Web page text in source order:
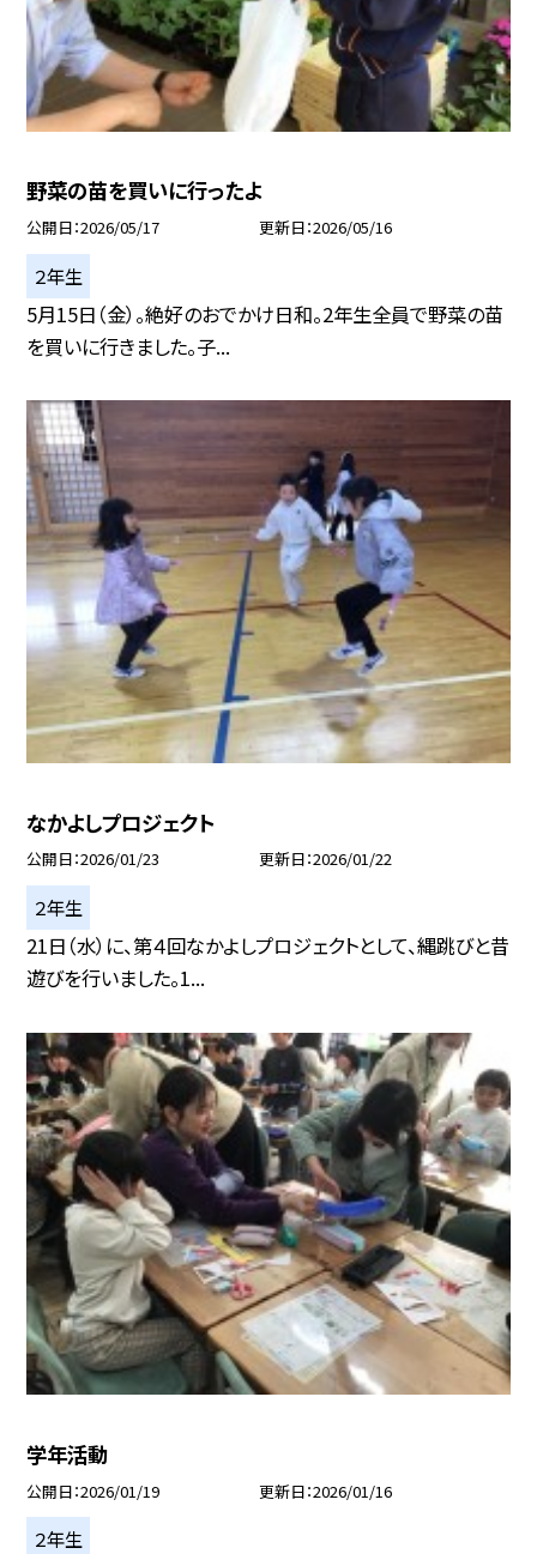
野菜の苗を買いに行ったよ
公開日 2026/05/17 更新日 2026/05/16
２年生
5月15日（金）。絶好のおでかけ日和。2年生全員で野菜の苗
を買いに行きました。子...
なかよしプロジェクト
公開日 2026/01/23 更新日 2026/01/22
２年生
21日（水）に、第４回なかよしプロジェクトとして、縄跳びと昔
遊びを行いました。1...
学年活動
公開日 2026/01/19 更新日 2026/01/16
２年生